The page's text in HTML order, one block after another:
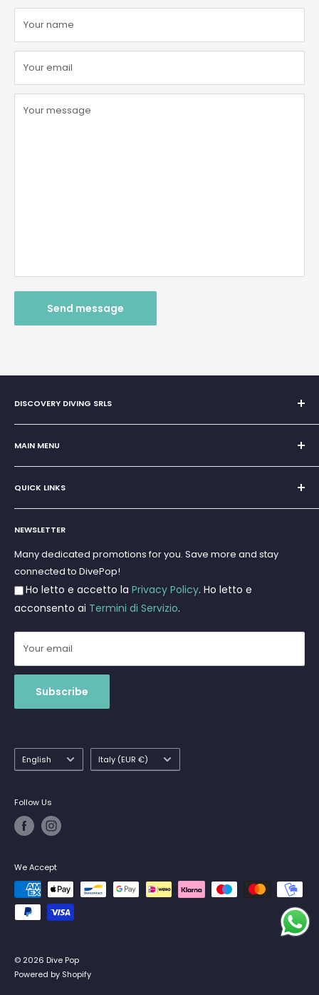
Your name
Your email
Your message
Send message
DISCOVERY DIVING SRLS
Sole Proprietorship of Giovanni Chiera di Vasco
San Teodoro, Marina di Puntaldia 07052
MAIN MENU
Home
Super Offer
Brands
Scuba diving
Freediving and Spearfishing
Gift Cards
QUICK LINKS
Search
Terms and Conditions
Privacy Policy
Returns and Refunds
Shipments
NEWSLETTER
Many dedicated promotions for you. Save more and stay
connected to DivePop!
Ho letto e accetto la Privacy Policy. Ho letto e
acconsento ai Termini di Servizio.
Your email
Subscribe
Language
English Country/region
Italy (EUR €)
Follow Us
We Accept
© 2026 Dive Pop
Powered by Shopify